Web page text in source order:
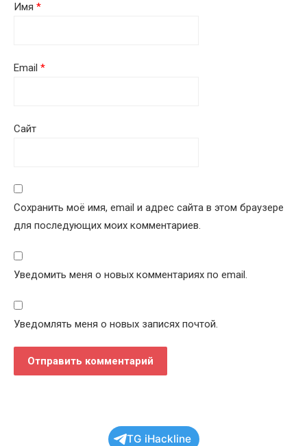
Имя *
Email *
Сайт
Сохранить моё имя, email и адрес сайта в этом браузере
для последующих моих комментариев.
Уведомить меня о новых комментариях по email.
Уведомлять меня о новых записях почтой.
TG iHackline